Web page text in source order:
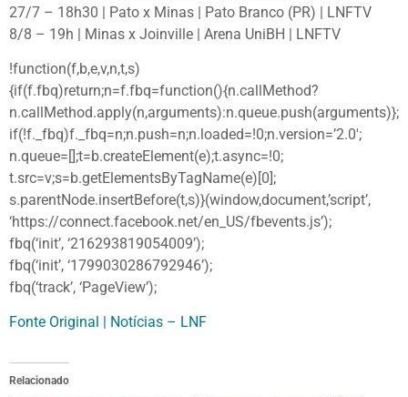
27/7 – 18h30 | Pato x Minas | Pato Branco (PR) | LNFTV
8/8 – 19h | Minas x Joinville | Arena UniBH | LNFTV
!function(f,b,e,v,n,t,s)
{if(f.fbq)return;n=f.fbq=function(){n.callMethod?
n.callMethod.apply(n,arguments):n.queue.push(arguments)};
if(!f._fbq)f._fbq=n;n.push=n;n.loaded=!0;n.version=’2.0′;
n.queue=[];t=b.createElement(e);t.async=!0;
t.src=v;s=b.getElementsByTagName(e)[0];
s.parentNode.insertBefore(t,s)}(window,document,’script’,
‘https://connect.facebook.net/en_US/fbevents.js’);
fbq(‘init’, ‘216293819054009’);
fbq(‘init’, ‘1799030286792946’);
fbq(‘track’, ‘PageView’);
Fonte Original | Notícias – LNF
Relacionado